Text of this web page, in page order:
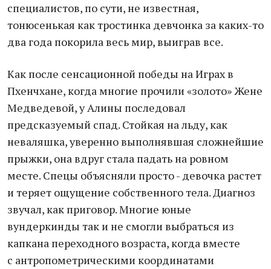
специалистов, по сути, не известная,
тонюсенькая как тростинка девчонка за каких-то
два года покорила весь мир, выиграв все.
Как после сенсационной победы на Играх в
Пхенчхане, когда многие прочили «золото» Жене
Медведевой, у Алины последовал
предсказуемый спад. Стойкая на льду, как
неваляшка, уверенно выполнявшая сложнейшие
прыжки, она вдруг стала падать на ровном
месте. Спецы объясняли просто - девочка растет
и теряет ощущение собственного тела. Диагноз
звучал, как приговор. Многие юные
вундеркинды так и не смогли выбраться из
капкана переходного возраста, когда вместе
с антропометрическими координатами